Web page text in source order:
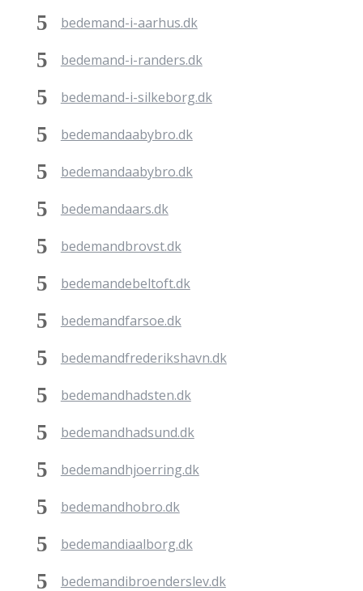
bedemand-i-aarhus.dk
bedemand-i-randers.dk
bedemand-i-silkeborg.dk
bedemandaabybro.dk
bedemandaabybro.dk
bedemandaars.dk
bedemandbrovst.dk
bedemandebeltoft.dk
bedemandfarsoe.dk
bedemandfrederikshavn.dk
bedemandhadsten.dk
bedemandhadsund.dk
bedemandhjoerring.dk
bedemandhobro.dk
bedemandiaalborg.dk
bedemandibroenderslev.dk